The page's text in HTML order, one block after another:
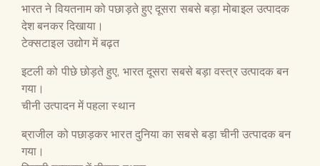
भारत ने वियतनाम को पछाड़ते हुए दूसरा सबसे बड़ा मोबाइल उत्पादक
देश बनकर दिखाया।
टेक्सटाइल उद्योग में बढ़त
इटली को पीछे छोड़ते हुए, भारत दूसरा सबसे बड़ा वस्त्र उत्पादक बन
गया।
चीनी उत्पादन में पहला स्थान
ब्राजील को पछाड़कर भारत दुनिया का सबसे बड़ा चीनी उत्पादक बन
गया।